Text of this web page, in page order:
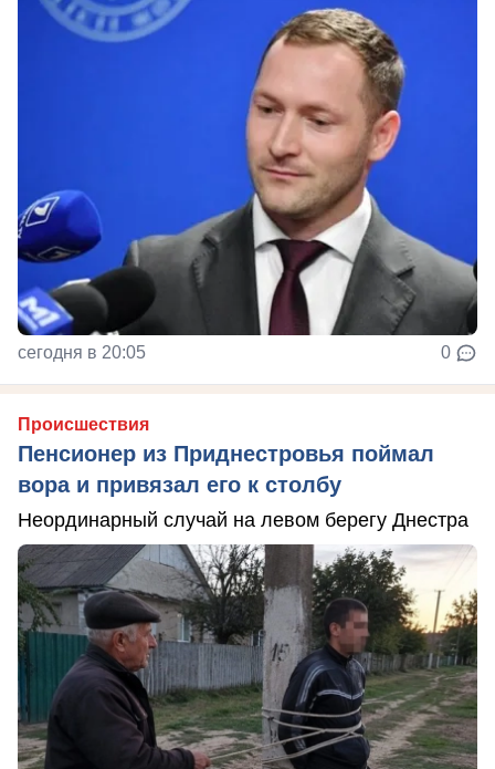
сегодня в 20:05 0
Происшествия
Пенсионер из Приднестровья поймал
вора и привязал его к столбу
Неординарный случай на левом берегу Днестра